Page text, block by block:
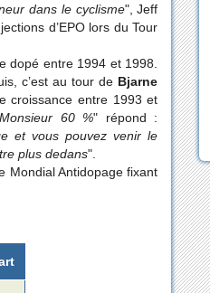
dans le cyclisme", Jeff
d’EPO lors du Tour
dopé entre 1994 et 1998.
c’est au tour de Bjarne
croissance entre 1993 et
60 %" répond :
et vous pouvez venir le
plus dedans".
Mondial Antidopage fixant